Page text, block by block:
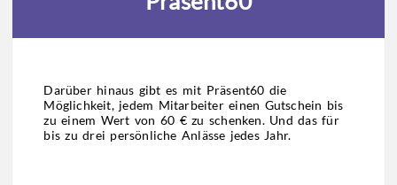
Darüber hinaus gibt es mit Präsent60 die
Möglichkeit, jedem Mitarbeiter einen Gutschein bis
zu einem Wert von 60 € zu schenken. Und das für
bis zu drei persönliche Anlässe jedes Jahr.